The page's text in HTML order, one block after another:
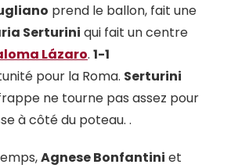
prend le ballon, fait une
Serturini qui fait un centre
Lázaro. 1-1
pour la Roma. Serturini
ne tourne pas assez pour
à côté du poteau. .
Agnese Bonfantini et